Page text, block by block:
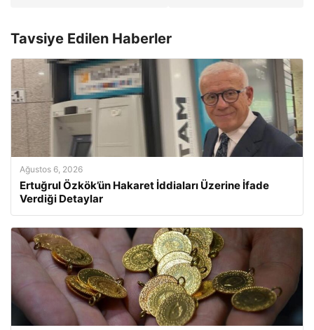
Tavsiye Edilen Haberler
Ağustos 6, 2026
Ertuğrul Özkök’ün Hakaret İddiaları Üzerine İfade
Verdiği Detaylar